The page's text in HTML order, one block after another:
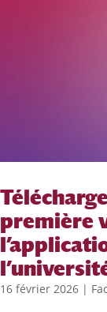
première
16 février 2026 |